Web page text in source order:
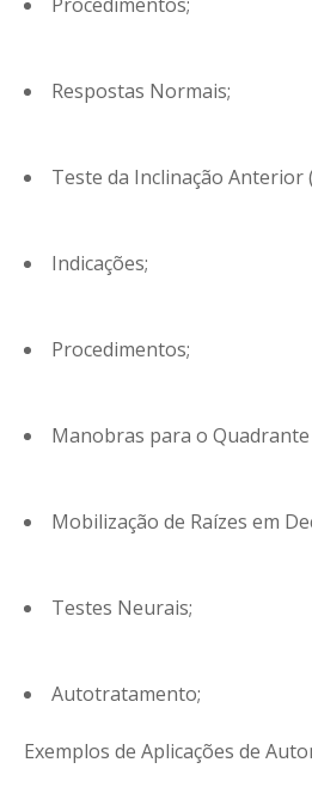
Respostas Normais;
Teste da Inclinação Anterior (
Indicações;
Procedimentos;
Manobras para o
Mobilização de Raízes em
Testes Neurais;
Autotratamento;
Exemplos de Aplicações de